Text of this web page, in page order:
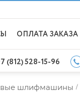
ОПЛАТА ЗАКАЗА
(812) 528-15-96
шлифмашины /